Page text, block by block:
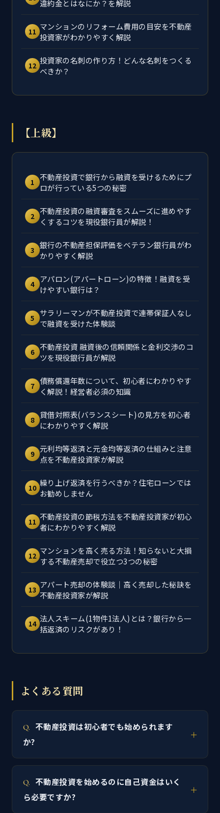
違約金とはなにか？を解説
11 マンションのリフォーム費用の目安を不動産
投資家がわかりやすく解説
12 投資家の名刺の作り方！どんな名刺をつくる
べきか？
【上級】
1
不動産投資で銀行から融資を受けるためにプ
ロが行っている5つの秘密
2 不動産投資の融資審査をスムーズに進めやす
くするコツを現役銀行員が解説！
3 銀行の不動産担保評価をベテラン銀行員がわ
かりやすく解説
4
アパロン(アパートローン)の特徴！融資を受
けやすい銀行は？
5 サラリーマンが不動産投資で連帯保証人なし
で融資を受けた体験談
6 不動産投資 融資後の信頼関係と金利交渉のコ
ツを現役銀行員が解説
7 債務償還年数について、初心者にわかりやす
く解説！経営者必須の知識
8 貸借対照表(バランスシート)の見方を初心者
にわかりやすく解説
9 元利均等返済と元金均等返済の仕組みと注意
点を不動産投資家が解説
10 繰り上げ返済を行うべきか？住宅ローンでは
お勧めしません
11 不動産投資の節税方法を不動産投資家が初心
者にわかりやすく解説
12 マンションを高く売る方法！知らないと大損
する不動産売却で役立つ3つの秘密
13 アパート売却の体験談｜高く売却した秘訣を
不動産投資家が解説
14 法人スキーム(1物件1法人)とは？銀行から一
括返済のリスクがあり！
よくある質問
不動産投資は初心者でも始められます
か?
不動産投資を始めるのに自己資金はいく
ら必要ですか?